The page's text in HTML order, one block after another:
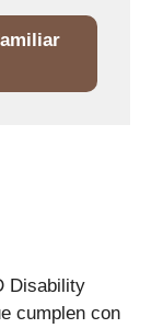
Disability
cumplen con